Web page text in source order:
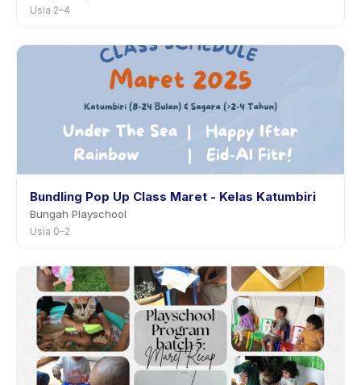
Usia 2–4
Bundling Pop Up Class Maret - Kelas Katumbiri
Bungah Playschool
Usia 0–2